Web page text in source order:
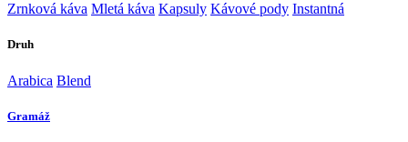
Zrnková káva Mletá káva Kapsuly Kávové pody Instantná
Druh
Arabica Blend
Gramáž